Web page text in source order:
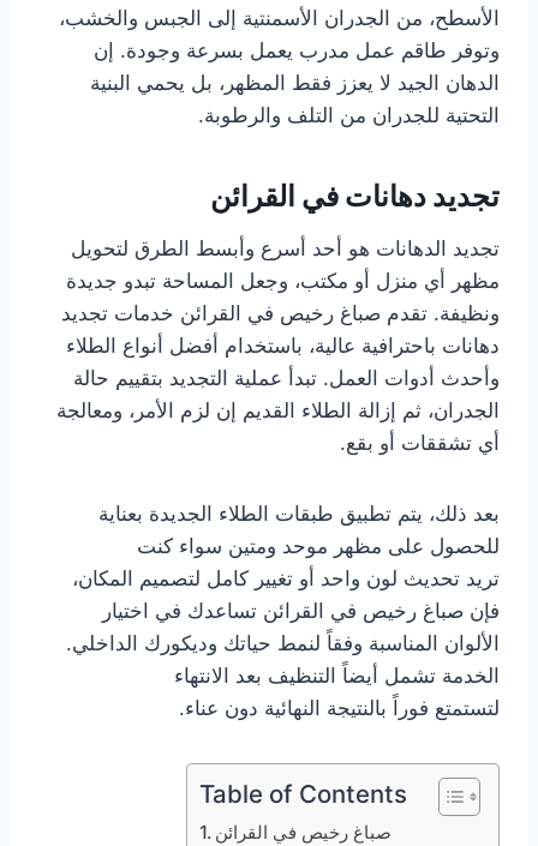
الأسطح، من الجدران الأسمنتية إلى الجبس والخشب،
وتوفر طاقم عمل مدرب يعمل بسرعة وجودة. إن
الدهان الجيد لا يعزز فقط المظهر، بل يحمي البنية
التحتية للجدران من التلف والرطوبة.
تجديد دهانات في القرائن
تجديد الدهانات هو أحد أسرع وأبسط الطرق لتحويل
مظهر أي منزل أو مكتب، وجعل المساحة تبدو جديدة
ونظيفة. تقدم صباغ رخيص في القرائن خدمات تجديد
دهانات باحترافية عالية، باستخدام أفضل أنواع الطلاء
وأحدث أدوات العمل. تبدأ عملية التجديد بتقييم حالة
الجدران، ثم إزالة الطلاء القديم إن لزم الأمر، ومعالجة
أي تشققات أو بقع.
بعد ذلك، يتم تطبيق طبقات الطلاء الجديدة بعناية
للحصول على مظهر موحد ومتين سواء كنت
تريد تحديث لون واحد أو تغيير كامل لتصميم المكان،
فإن صباغ رخيص في القرائن تساعدك في اختيار
الألوان المناسبة وفقاً لنمط حياتك وديكورك الداخلي.
الخدمة تشمل أيضاً التنظيف بعد الانتهاء
لتستمتع فوراً بالنتيجة النهائية دون عناء.
Table of Contents
صباغ رخيص في القرائن